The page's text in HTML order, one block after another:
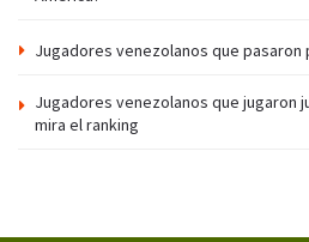
Jugadores venezolanos que pasaron
Jugadores venezolanos que jugaron
mira el ranking